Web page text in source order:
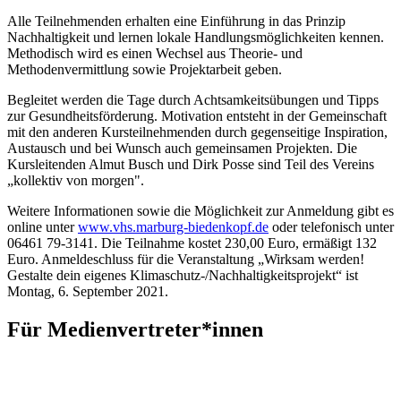
Alle Teilnehmenden erhalten eine Einführung in das Prinzip
Nachhaltigkeit und lernen lokale Handlungsmöglichkeiten kennen.
Methodisch wird es einen Wechsel aus Theorie- und
Methodenvermittlung sowie Projektarbeit geben.
Begleitet werden die Tage durch Achtsamkeitsübungen und Tipps
zur Gesundheitsförderung. Motivation entsteht in der Gemeinschaft
mit den anderen Kursteilnehmenden durch gegenseitige Inspiration,
Austausch und bei Wunsch auch gemeinsamen Projekten. Die
Kursleitenden Almut Busch und Dirk Posse sind Teil des Vereins
„kollektiv von morgen".
Weitere Informationen sowie die Möglichkeit zur Anmeldung gibt es
online unterwww.vhs.marburg-biedenkopf.de oder telefonisch unter
06461 79-3141. Die Teilnahme kostet 230,00 Euro, ermäßigt 132
Euro. Anmeldeschluss für die Veranstaltung „Wirksam werden!
Gestalte dein eigenes Klimaschutz-/Nachhaltigkeitsprojekt“ ist
Montag, 6. September 2021.
Für Medienvertreter*innen